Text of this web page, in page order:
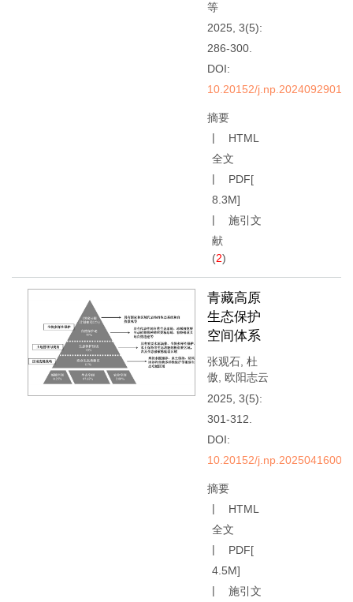
等
2025, 3(5):
286-300.
DOI:
10.20152/
摘要
HTML
全文
PDF[
8.3M]
施引文
献
(2)
青藏高原
生态保护
空间体系
张观石 杜
傲
欧阳志云
2025, 3(5):
301-312.
DOI:
10.20152/
摘要
HTML
全文
PDF[
4.5M]
施引文